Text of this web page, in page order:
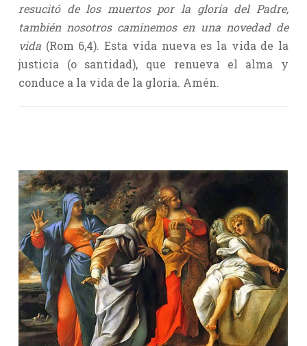
resucitó de los muertos por la gloria del Padre,
también nosotros caminemos en una novedad de
vida (Rom 6,4). Esta vida nueva es la vida de la
justicia (o santidad), que renueva el alma y
conduce a la vida de la gloria. Amén.